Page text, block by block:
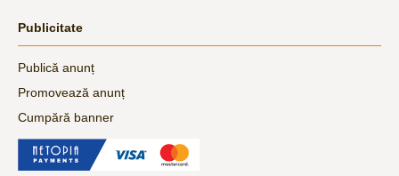
Publicitate
Publică anunț
Promovează anunț
Cumpără banner